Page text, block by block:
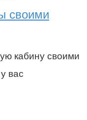
своими
кабину своими
вас